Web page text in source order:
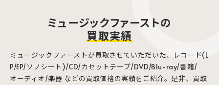
ミュージックファーストの
買取実績
ミュージックファーストが買取させていただいた、レコード(L
P/EP/ソノシート)/CD/カセットテープ/DVD/Blu-ray/書籍/
オーディオ/楽器 などの買取価格の実績をご紹介。是非、買取